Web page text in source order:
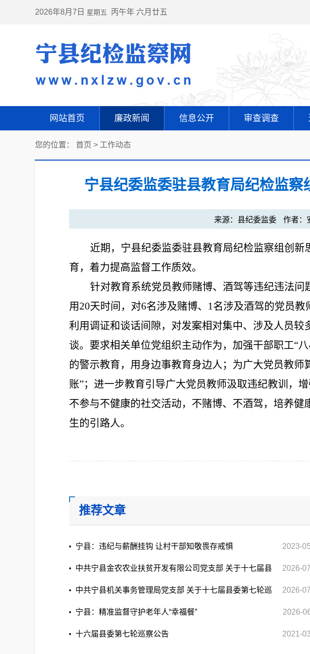
2026年8月7日 星期五 丙午年 六月廿五
网站首页 廉政新闻 信息公开 审查调查
您的位置： 首页 > 工作动态
宁县纪委监委驻县教育局纪检监
来源：县纪委监委 作者：
近期， 宁县纪委监委驻县教育局纪检监察组创新
育，着力提高监督工作质效。
针对教育系统党员教师赌博、酒驾等违纪违法
用20天时间，对6名涉及赌博、1名涉及酒驾的党员教
利用调证和谈话间隙，对发案相对集中、涉及人员较
谈。要求相关单位党组织主动作为，加强干部职工“
的警示教育，用身边事教育身边人；为广大党员教师
账”；进一步教育引导广大党员教师汲取违纪教训，
不参与不健康的社交活动，不赌博、不酒驾，培养
生的引路人。
推荐文章
2023-
宁县：违纪与薪酬挂钩 让村干部知敬畏存戒惧
2026-
中共宁县金农农业扶贫开发有限公司党支部 关于十七届县
委第七轮巡察反馈意见整改 落实进展情况的通报 2026-
中共宁县机关事务管理局党支部 关于十七届县委第七轮巡
察反馈意见整改落实进展情况的通报 2026-
宁县：精准监督守护老年人“幸福餐”
2021-
十六届县委第七轮巡察公告